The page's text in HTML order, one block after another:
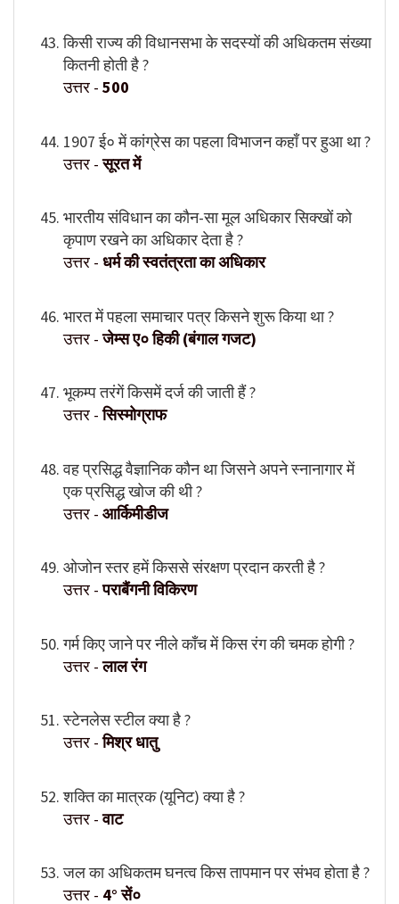
किसी राज्य की विधानसभा के सदस्यों की अधिकतम संख्या
कितनी होती है ?
उत्तर - 500
1907 ई० में कांग्रेस का पहला विभाजन कहाँ पर हुआ था ?
उत्तर -सूरत में
भारतीय संविधान का कौन-सा मूल अधिकार सिक्खों को
कृपाण रखने का अधिकार देता है ?
उत्तर - धर्म की स्वतंत्रता का अधिकार
भारत में पहला समाचार पत्र किसने शुरू किया था ?
उत्तर -जेम्स ए० हिकी (बंगाल गजट)
भूकम्प तरंगें किसमें दर्ज की जाती हैं ?
उत्तर -सिस्मोग्राफ
वह प्रसिद्ध वैज्ञानिक कौन था जिसने अपने स्नानागार में
एक प्रसिद्ध खोज की थी ?
उत्तर - आर्किमीडीज
ओजोन स्तर हमें किससे संरक्षण प्रदान करती है ?
उत्तर -पराबैंगनी विकिरण
गर्म किए जाने पर नीले काँच में किस रंग की चमक होगी ?
उत्तर -लाल रंग
स्टेनलेस स्टील क्या है ?
उत्तर -मिश्र धातु
शक्ति का मात्रक (यूनिट) क्या है ?
उत्तर -वाट
जल का अधिकतम घनत्व किस तापमान पर संभव होता है ?
उत्तर - 4° सें०